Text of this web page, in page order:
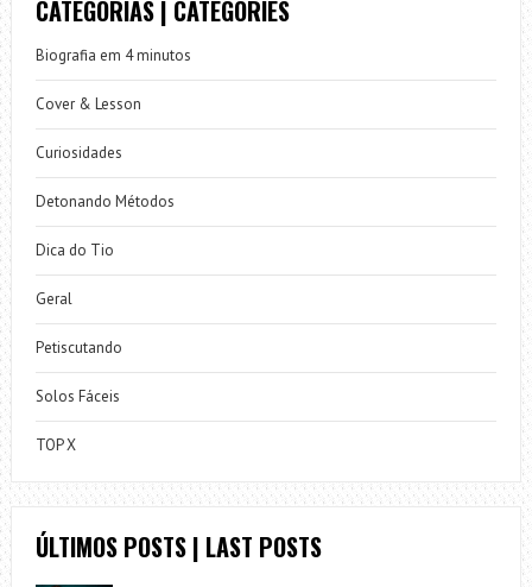
CATEGORIAS | CATEGORIES
Biografia em 4 minutos
Cover & Lesson
Curiosidades
Detonando Métodos
Dica do Tio
Geral
Petiscutando
Solos Fáceis
TOP X
ÚLTIMOS POSTS | LAST POSTS